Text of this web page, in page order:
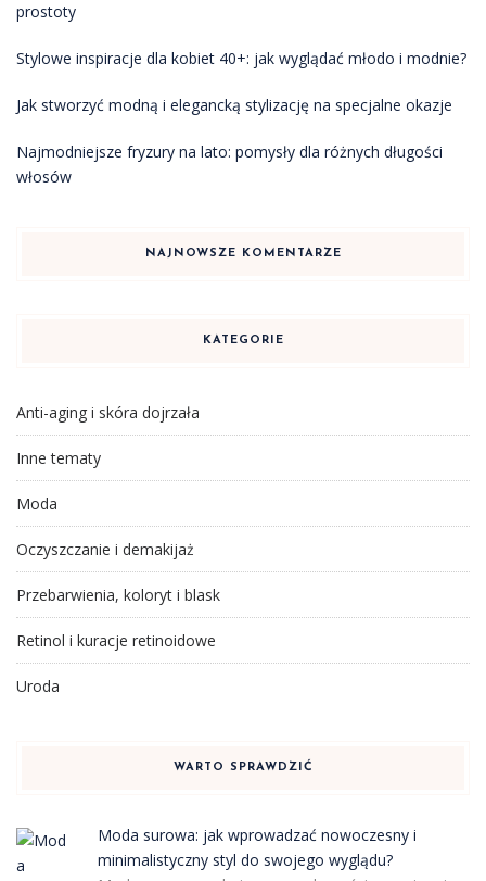
prostoty
Stylowe inspiracje dla kobiet 40+: jak wyglądać młodo i modnie?
Jak stworzyć modną i elegancką stylizację na specjalne okazje
Najmodniejsze fryzury na lato: pomysły dla różnych długości
włosów
NAJNOWSZE KOMENTARZE
KATEGORIE
Anti-aging i skóra dojrzała
Inne tematy
Moda
Oczyszczanie i demakijaż
Przebarwienia, koloryt i blask
Retinol i kuracje retinoidowe
Uroda
WARTO SPRAWDZIĆ
Moda surowa: jak wprowadzać nowoczesny i
minimalistyczny styl do swojego wyglądu?